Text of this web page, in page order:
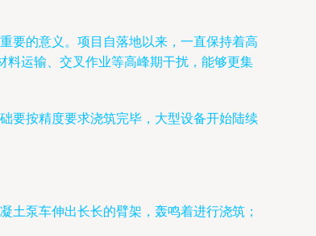
要的意义。项目自落地以来，一直保持着高
料运输、交叉作业等高峰期干扰，能够更集
要按精度要求浇筑完毕，大型设备开始陆续
土泵车伸出长长的臂架，轰鸣着进行浇筑；